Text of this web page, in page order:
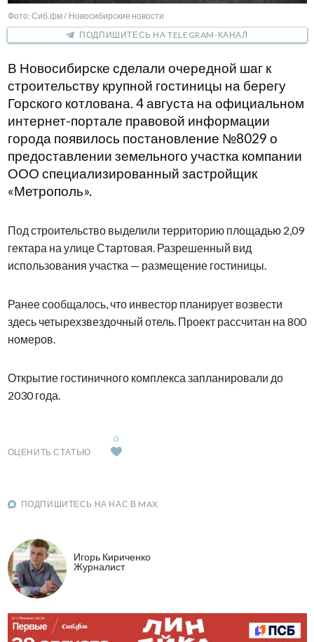
Фото: Сиб.фм / Новосибирские новости
ПОДПИШИТЕСЬ НА TELEGRAM-КАНАЛ
В Новосибирске сделали очередной шаг к
строительству крупной гостиницы на берегу
Горского котлована. 4 августа на официальном
интернет-портале правовой информации
города появилось постановление №8029 о
предоставлении земельного участка компании
ООО специализированный застройщик
«Метрополь».
Под строительство выделили территорию площадью 2,09
гектара на улице Стартовая. Разрешенный вид
использования участка — размещение гостиницы.
Ранее сообщалось, что инвестор планирует возвести
здесь четырехзвездочный отель. Проект рассчитан на 800
номеров.
Открытие гостиничного комплекса запланировали до
2030 года.
ОЦЕНИТЬ СТАТЬЮ
0
ПОДПИШИТЕСЬ НА НАС В MAX
Игорь Кириченко
Журналист